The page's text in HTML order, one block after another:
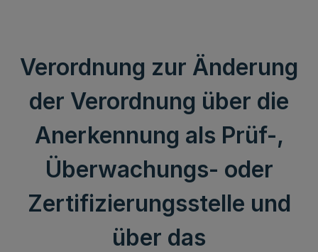
Verordnung zur Änderung
der Verordnung über die
Anerkennung als Prüf-,
Überwachungs- oder
Zertifizierungsstelle und
über das